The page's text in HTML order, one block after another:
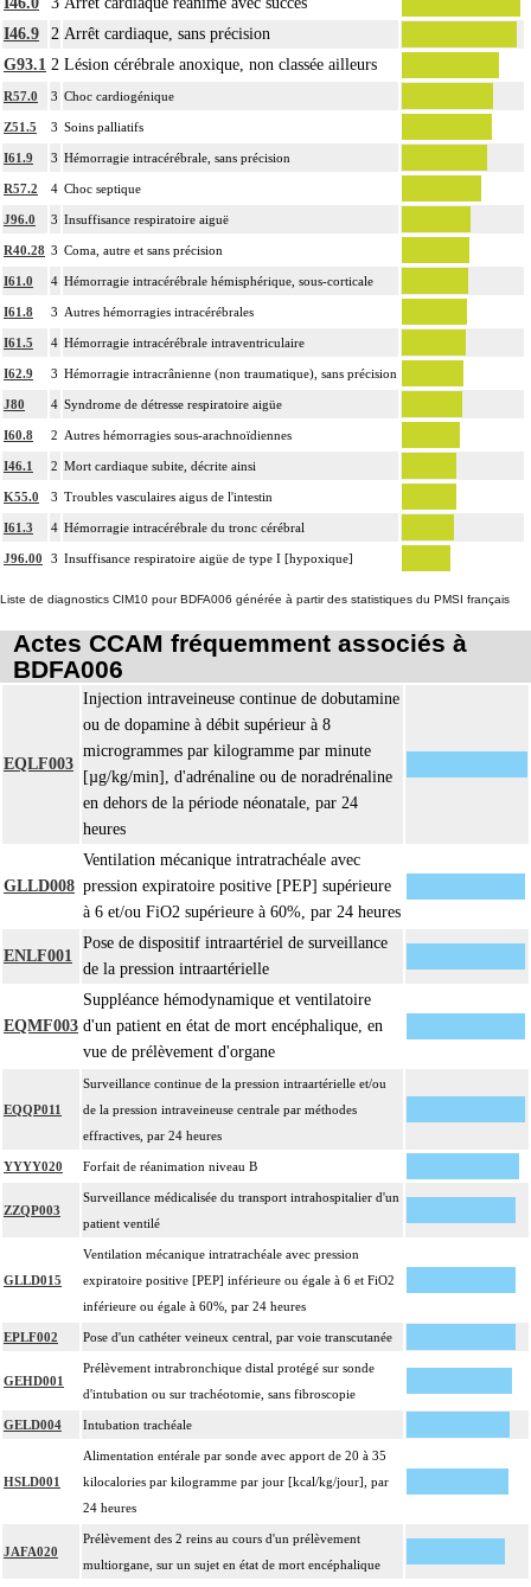
I46.9
2 Arrêt cardiaque, sans précision
G93.1 2 Lésion cérébrale anoxique, non classée ailleurs
R57.0 3 Choc cardiogénique
Z51.5 3 Soins palliatifs
I61.9 3 Hémorragie intracérébrale, sans précision
R57.2 4 Choc septique
J96.0 3 Insuffisance respiratoire aiguë
R40.28 3 Coma, autre et sans précision
I61.0 4 Hémorragie intracérébrale hémisphérique, sous-corticale
I61.8 3 Autres hémorragies intracérébrales
I61.5 4 Hémorragie intracérébrale intraventriculaire
I62.9 3 Hémorragie intracrânienne (non traumatique), sans précision
J80 4 Syndrome de détresse respiratoire aigüe
I60.8 2 Autres hémorragies sous-arachnoïdiennes
I46.1 2 Mort cardiaque subite, décrite ainsi
K55.0 3 Troubles vasculaires aigus de l'intestin
I61.3 4 Hémorragie intracérébrale du tronc cérébral
J96.00 3 Insuffisance respiratoire aigüe de type I [hypoxique]
Liste de diagnostics CIM10 pour BDFA006 générée à partir des statistiques du PMSI français
Actes CCAM fréquemment associés à
BDFA006
EQLF003
Injection intraveineuse continue de dobutamine
ou de dopamine à débit supérieur à 8
microgrammes par kilogramme par minute
[µg/kg/min], d'adrénaline ou de noradrénaline
en dehors de la période néonatale, par 24
heures
GLLD008
Ventilation mécanique intratrachéale avec
pression expiratoire positive [PEP] supérieure
à 6 et/ou FiO2 supérieure à 60%, par 24 heures
ENLF001
Pose de dispositif intraartériel de surveillance
de la pression intraartérielle
EQMF003
Suppléance hémodynamique et ventilatoire
d'un patient en état de mort encéphalique, en
vue de prélèvement d'organe
EQQP011
Surveillance continue de la pression intraartérielle et/ou
de la pression intraveineuse centrale par méthodes
effractives, par 24 heures
YYYY020 Forfait de réanimation niveau B
ZZQP003
Surveillance médicalisée du transport intrahospitalier d'un
patient ventilé
GLLD015
Ventilation mécanique intratrachéale avec pression
expiratoire positive [PEP] inférieure ou égale à 6 et FiO2
inférieure ou égale à 60%, par 24 heures
EPLF002 Pose d'un cathéter veineux central, par voie transcutanée
GEHD001
Prélèvement intrabronchique distal protégé sur sonde
d'intubation ou sur trachéotomie, sans fibroscopie
GELD004 Intubation trachéale
HSLD001
Alimentation entérale par sonde avec apport de 20 à 35
kilocalories par kilogramme par jour [kcal/kg/jour], par
24 heures
JAFA020
Prélèvement des 2 reins au cours d'un prélèvement
multiorgane, sur un sujet en état de mort encéphalique